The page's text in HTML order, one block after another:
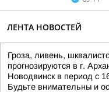
ЛЕНТА НОВОСТЕЙ
Гроза, ливень,
прогнозируются в г.
Новодвинск в период с
Будьте внимательны и